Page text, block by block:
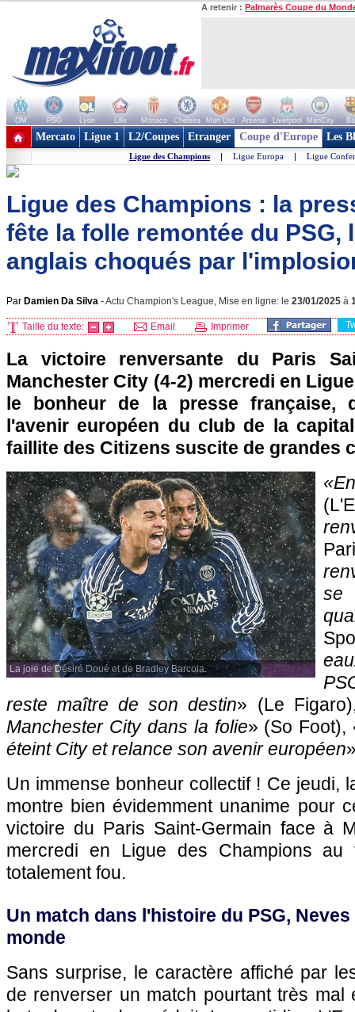
A retenir : Palmarès Coupe du
OM PSG Lyon Lille Monaco Chelsea Man Utd Arsenal Liverpool ManCity
+ de clubs
Mercato Ligue 1 L2/Coupes Etranger Coupe d'Europe Les
Ligue des Champions | Ligue Europa | Ligue
Ligue des Champions : la
fête la folle remontée du PSG,
anglais choqués par
Par Damien Da Silva -Actu Champion's League, Mise en ligne: le 23/01/2025 à
Taille du texte: Email Imprimer
La victoire renversante du Paris
Manchester City (4-2) mercredi en
le bonheur de la presse française,
l'avenir européen du club de la
faillite des Citizens suscite de grandes
La joie de Désiré Doué et de Bradley Barcola.
se
reste maître de son destin» (Le
Manchester City dans la folie» (So Foot),
éteint City et relance son avenir européen
Un immense bonheur collectif ! Ce jeudi,
montre bien évidemment unanime pour
victoire du Paris Saint-Germain face à
mercredi en Ligue des Champions au
totalement fou.
Un match dans l'histoire du PSG,
monde
Sans surprise, le caractère affiché par
de renverser un match pourtant très mal